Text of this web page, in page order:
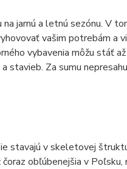
jarnú a letnú sezónu. V
vašim potrebám a
vybavenia môžu stáť
stavieb. Za sumu
stavajú v skeletovej
obľúbenejšia v